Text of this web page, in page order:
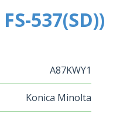
537(SD))
A87KWY1
Konica Minolta